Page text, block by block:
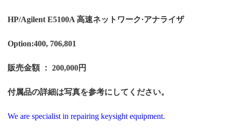
HP/Agilent E5100A 高速ネットワーク·アナライザ
Option:400, 706,801
販売金額 ： 200,000円
付属品の詳細は写真を参考にしてください。
We are specialist in repairing keysight equipment.